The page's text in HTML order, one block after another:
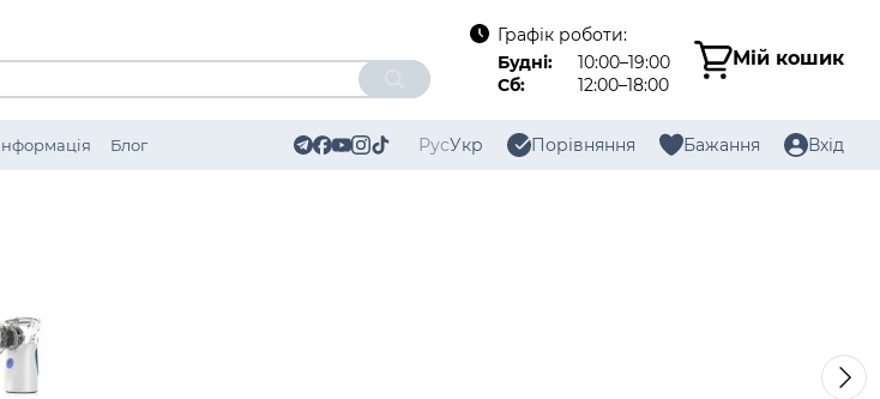
Графік роботи:
Будні:
10:00–19:00
Сб:
12:00–18:00
Мій кошик
Блог
РусУкр Порівняння Бажання Вхід